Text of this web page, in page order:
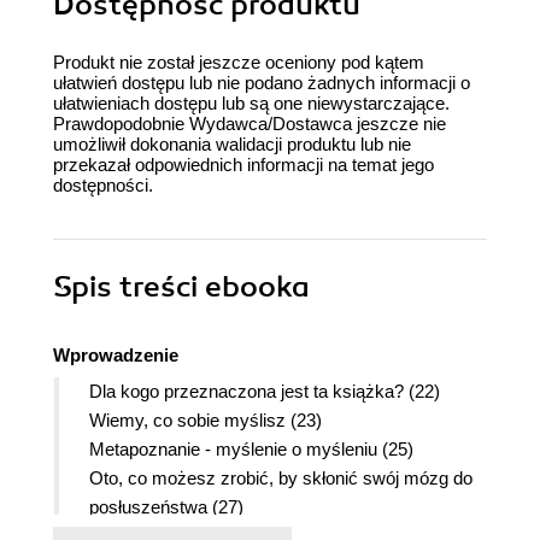
Produkt nie został jeszcze oceniony pod kątem
ułatwień dostępu lub nie podano żadnych informacji o
ułatwieniach dostępu lub są one niewystarczające.
Prawdopodobnie Wydawca/Dostawca jeszcze nie
umożliwił dokonania walidacji produktu lub nie
przekazał odpowiednich informacji na temat jego
dostępności.
Spis treści ebooka
Wprowadzenie
Dla kogo przeznaczona jest ta książka? (22)
Wiemy, co sobie myślisz (23)
Metapoznanie - myślenie o myśleniu (25)
Oto, co możesz zrobić, by skłonić swój mózg do
posłuszeństwa (27)
Ważne informacje (28)